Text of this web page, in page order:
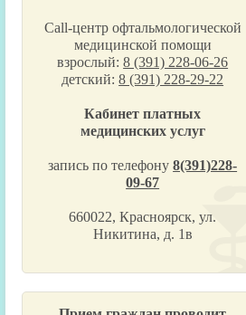
Call-центр офтальмологической
медицинской помощи
взрослый:8 (391) 228-06-26
детский:8 (391) 228-29-22
Кабинет платных
медицинских услуг
запись по телефону8(391)228-
09-67
660022, Красноярск, ул.
Никитина, д. 1в